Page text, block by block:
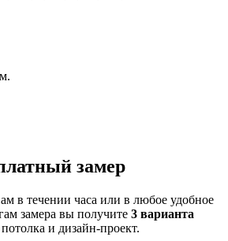
замер
в течении часа или в любое удобное
замера вы получите 3 варианта
и дизайн-проект.